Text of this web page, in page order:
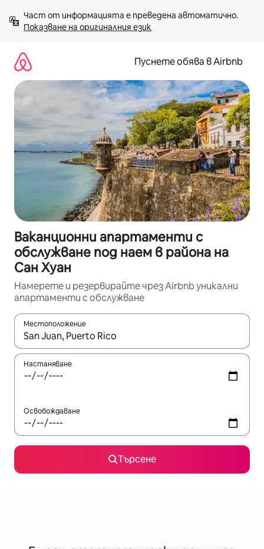
към
съдържанието
Показване на оригиналния език
Пуснете обява в Airbnb
Ваканционни апартаменти с
обслужване под наем в района на
Сан Хуан
Намерете и резервирайте чрез Airbnb уникални
апартаменти с обслужване
Местоположение
Когато резултатите се покажат, използвайте
Настаняване
Освобождаване
Търсене